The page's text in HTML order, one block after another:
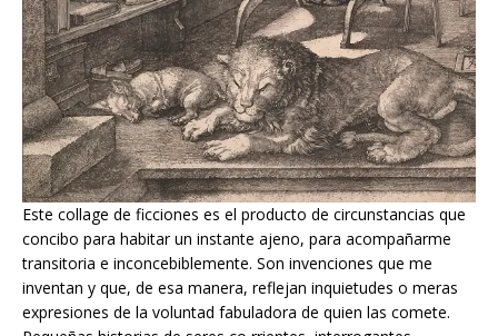
Este collage de ficciones es el producto de circunstancias que
concibo para habitar un instante ajeno, para acompañarme
transitoria e inconcebiblemente. Son invenciones que me
inventan y que, de esa manera, reflejan inquietudes o meras
expresiones de la voluntad fabuladora de quien las comete.